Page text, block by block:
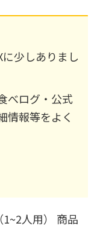
少しありまし
べログ・公式
情報等をよく
人用） 商品